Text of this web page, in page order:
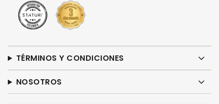
TÉRMINOS Y CONDICIONES
NOSOTROS